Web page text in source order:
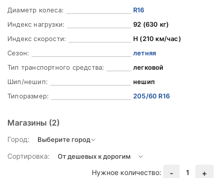
Диаметр колеса:
R16
Индекс нагрузки:
92 (630 кг)
Индекс скорости:
H (210 км/час)
Сезон:
летняя
Тип транспортного средства:
легковой
Шип/нешип:
нешип
Типоразмер:
205/60 R16
Магазины (2)
Город:
Сортировка:
Нужное количество:
- 1 +